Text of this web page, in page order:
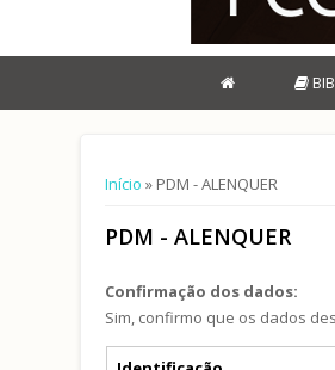
Está aqui
Início » PDM - ALENQUER
PDM - ALENQUER
Confirmação dos dados:
Sim, confirmo que os dados
Separadores verticais